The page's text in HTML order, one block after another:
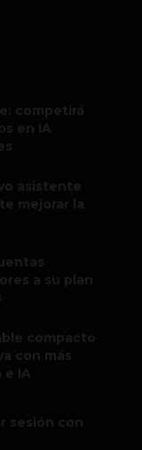
competirá
en IA
asistente
mejorar la
a su plan
compacto
con más
e IA
sesión con